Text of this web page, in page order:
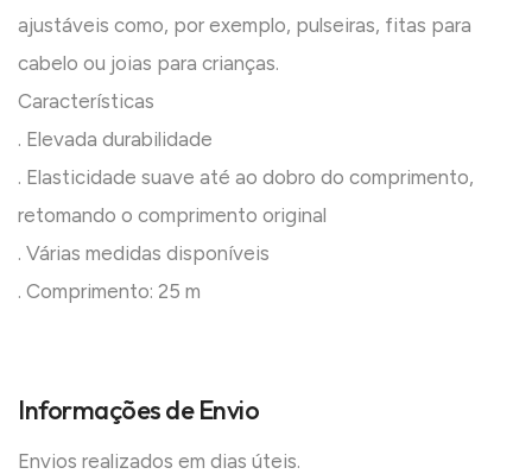
ajustáveis como, por exemplo, pulseiras, fitas para
cabelo ou joias para crianças.
Características
. Elevada durabilidade
. Elasticidade suave até ao dobro do comprimento,
retomando o comprimento original
. Várias medidas disponíveis
. Comprimento: 25 m
Informações de Envio
Envios realizados em dias úteis.